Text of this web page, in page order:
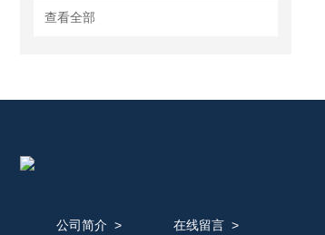
查看全部
公司简介 > 在线留言>